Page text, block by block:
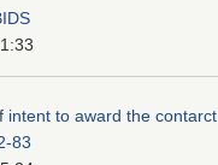
intent to award the contarct
83